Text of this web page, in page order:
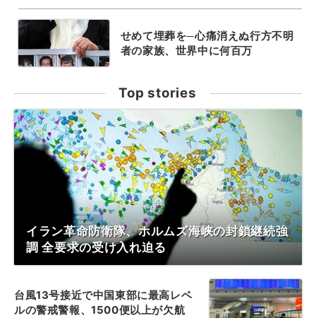
せめて埋葬を─心痛消えぬ行方不明
者の家族、世界中に何百万
Top stories
イラン革命防衛隊、ホルムズ海峡の封鎖継続強
調 全要求の受け入れ迫る
台風13号接近で中国東部に最高レベ
ルの警戒警報、1500便以上が欠航